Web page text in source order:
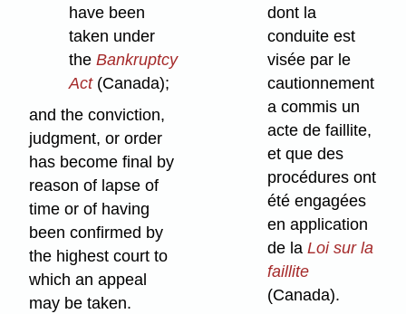
have been
taken under
theBankruptcy
Act(Canada);
and the conviction,
judgment, or order
has become final by
reason of lapse of
time or of having
been confirmed by
the highest court to
which an appeal
may be taken.
dont la
conduite est
visée par le
cautionnement
a commis un
acte de faillite,
et que des
procédures ont
été engagées
en application
de laLoi sur la
faillite
(Canada).